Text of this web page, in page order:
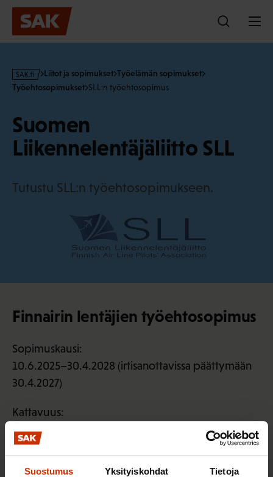
Suostumus Yksityiskohdat Tietoja
Hyppää
sisältöön
s
a
f
Liitot ja sopimukset Työelämän sopimukset
Työehtosopimukset SLL:n työehtosopimus
Suomen
Liikennelentäjäliitto SLL
Tutustu SLL:n työehtosopimukseen.
Finnairin lentäjien työehtosopimus
Sopimuskausi:
10.6.2025–30.4.2028 (irtisanottavissa päättymään
30.4.2027)
Kattavuus:
n. 880
Lue lisää